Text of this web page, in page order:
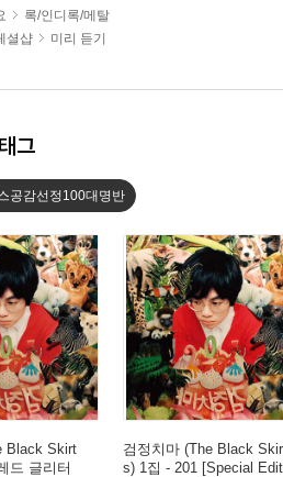
록/인디록/메탈
셜샵 미리 듣기
그
공감선정100대명반
Black Skirt
드 글리터
검정치마 (The Black
s) 1집 - 201 [Special